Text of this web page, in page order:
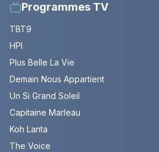
Programmes TV
TBT9
HPI
Plus Belle La Vie
Demain Nous Appartient
Un Si Grand Soleil
Capitaine Marleau
Koh Lanta
The Voice